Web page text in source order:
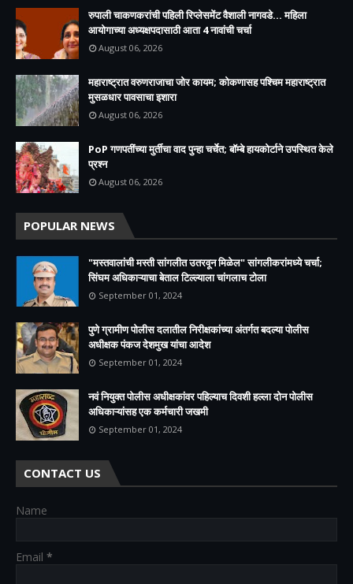
रुपाली चाकणकरांची पहिली रिप्लेसमेंट वैशाली नागवडे... महिला
आयोगाच्या अध्यक्षपदासाठी आता 4 नावांची चर्चा
August 06, 2026
महाराष्ट्रात वरुणराजाचा जोर कायम; कोकणासह पश्चिम महाराष्ट्रात
मुसळधार पावसाचा इशारा
August 06, 2026
PoP गणपतींच्या मुर्तीचा वाद पुन्हा चर्चेत; बॉम्बे हायकोर्टाने उपस्थित केले
प्रश्न
August 06, 2026
POPULAR NEWS
"मस्तवालांची मस्ती सांगलीत उतरवून मिळेल" सांगलीकरांमध्ये चर्चा;
सिंघम अधिकाऱ्याचा बेताल टिल्ल्याला चांगलाच टोला
September 01, 2024
पुणे ग्रामीण पोलीस दलातील निरीक्षकांच्या अंतर्गत बदल्या पोलीस
अधीक्षक पंकज देशमुख यांचा आदेश
September 01, 2024
नवं नियुक्त पोलीस अधीक्षकांवर पहिल्याच दिवशी हल्ला दोन पोलीस
अधिकाऱ्यांसह एक कर्मचारी जखमी
September 01, 2024
CONTACT US
Name
Email *